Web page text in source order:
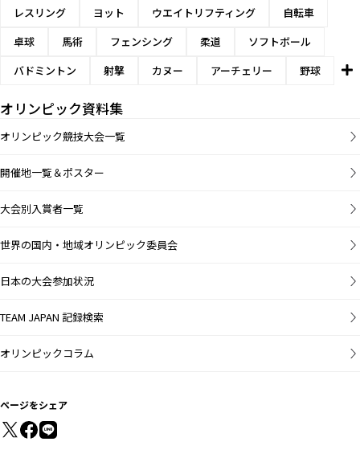
レスリング
ヨット ウエイトリフティング
自転車
卓球
馬術 フェンシング 柔道
ソフトボール
バドミントン
射撃 カヌー アーチェリー 野球
オリンピック資料集
オリンピック競技大会一覧
開催地一覧＆ポスター
大会別入賞者一覧
世界の国内・地域オリンピック委員会
日本の大会参加状況
TEAM JAPAN 記録検索
オリンピックコラム
ページをシェア